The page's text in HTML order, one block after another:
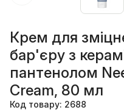
Крем для
бар'єру з
пантенолом
Cream, 80 мл
Код товару: 2688